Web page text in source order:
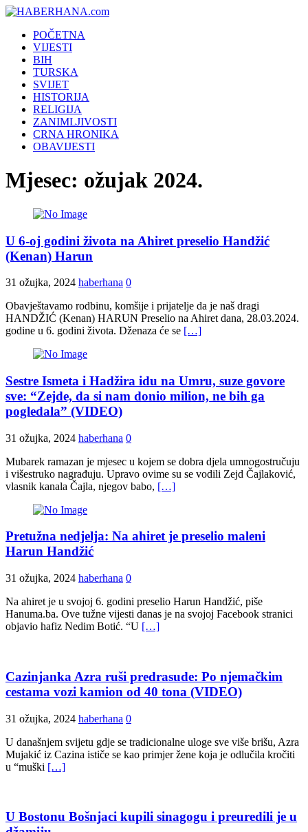
POČETNA
VIJESTI
BIH
TURSKA
SVIJET
HISTORIJA
RELIGIJA
ZANIMLJIVOSTI
CRNA HRONIKA
OBAVIJESTI
Mjesec: ožujak 2024.
U 6-oj godini života na Ahiret preselio Handžić
(Kenan) Harun
31 ožujka, 2024 haberhana 0
Obavještavamo rodbinu, komšije i prijatelje da je naš dragi
HANDŽIĆ (Kenan) HARUN Preselio na Ahiret dana, 28.03.2024.
godine u 6. godini života. Dženaza će se […]
Sestre Ismeta i Hadžira idu na Umru, suze govore
sve: “Zejde, da si nam donio milion, ne bih ga
pogledala” (VIDEO)
31 ožujka, 2024 haberhana 0
Mubarek ramazan je mjesec u kojem se dobra djela umnogostručuju
i višestruko nagrađuju. Upravo ovime su se vodili Zejd Čajlaković,
vlasnik kanala Čajla, njegov babo, […]
Pretužna nedjelja: Na ahiret je preselio maleni
Harun Handžić
31 ožujka, 2024 haberhana 0
Na ahiret je u svojoj 6. godini preselio Harun Handžić, piše
Hanuma.ba. Ove tužne vijesti danas je na svojoj Facebook stranici
objavio hafiz Nedim Botić. “U […]
Cazinjanka Azra ruši predrasude: Po njemačkim
cestama vozi kamion od 40 tona (VIDEO)
31 ožujka, 2024 haberhana 0
U današnjem svijetu gdje se tradicionalne uloge sve više brišu, Azra
Mujakić iz Cazina ističe se kao primjer žene koja je odlučila kročiti
u “muški […]
U Bostonu Bošnjaci kupili sinagogu i preuredili je u